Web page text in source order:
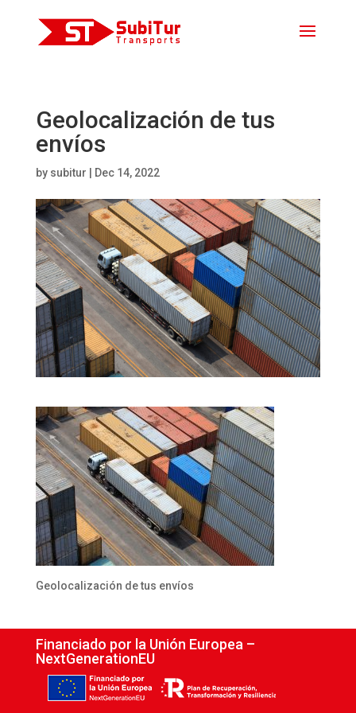
Geolocalización de tus
envíos
by subitur Dec 14, 2022
Geolocalización de tus envíos
Financiado por la Unión Europea –
NextGenerationEU